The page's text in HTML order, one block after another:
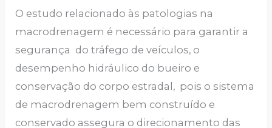
O estudo relacionado às patologias na
macrodrenagem é necessário para garantir a
segurança do tráfego de veículos, o
desempenho hidráulico do bueiro e
conservação do corpo estradal, pois o sistema
de macrodrenagem bem construído e
conservado assegura o direcionamento das